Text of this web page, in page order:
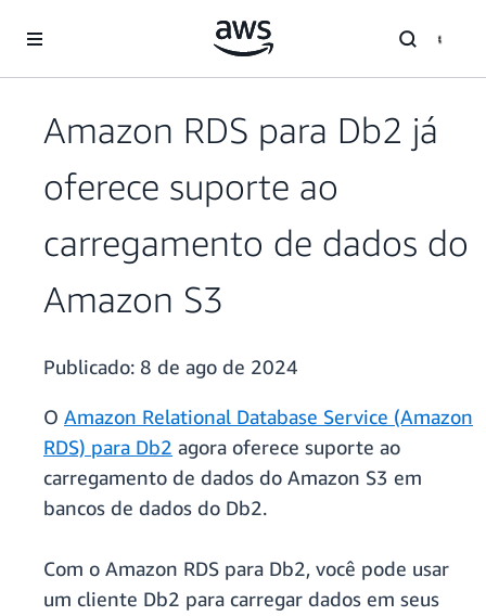
Pular para o conteúdo principal
Amazon RDS para Db2 já
oferece suporte ao
carregamento de dados do
Amazon S3
Publicado: 8 de ago de 2024
O Amazon Relational Database Service (Amazon
RDS) para Db2 agora oferece suporte ao
carregamento de dados do Amazon S3 em
bancos de dados do Db2.
Com o Amazon RDS para Db2, você pode usar
um cliente Db2 para carregar dados em seus